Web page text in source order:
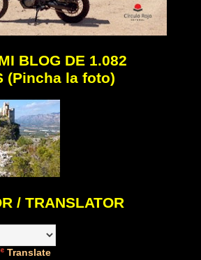
BLOG DE 1.082
(Pincha la foto)
/ TRANSLATOR
Translate